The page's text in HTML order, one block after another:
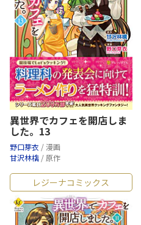
異世界でカフェを開店しま
した。13
野口芽衣 / 漫画
甘沢林檎 / 原作
レジーナコミックス